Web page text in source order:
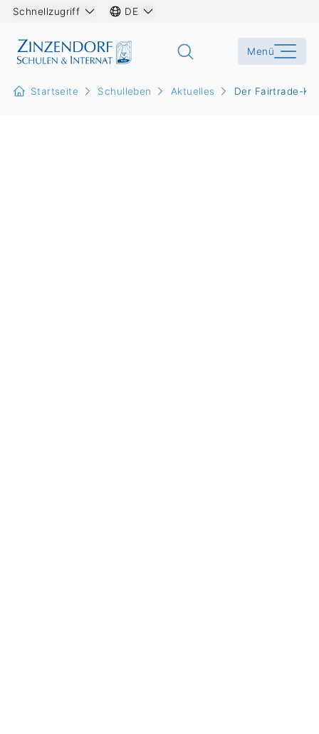
Schnellzugriff DE
Menü
Startseite Schulleben Aktuelles Der Fairtrade-